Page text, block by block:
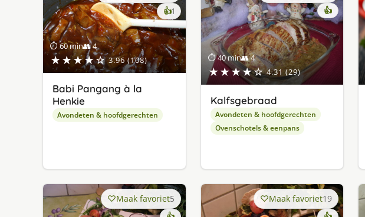
⏱ 60 min👥 4
★★★★☆ 3.96 (108)
👍1keer
lekker
gevonden
Babi Pangang à la
Henkie
Avondeten & hoofdgerechten
⏱ 40 min👥 4
★★★★☆ 4.31 (29)
👍
Kalfsgebraad
Avondeten & hoofdgerechten
Ovenschotels & eenpans
Maak favoriet5 Maak favoriet19